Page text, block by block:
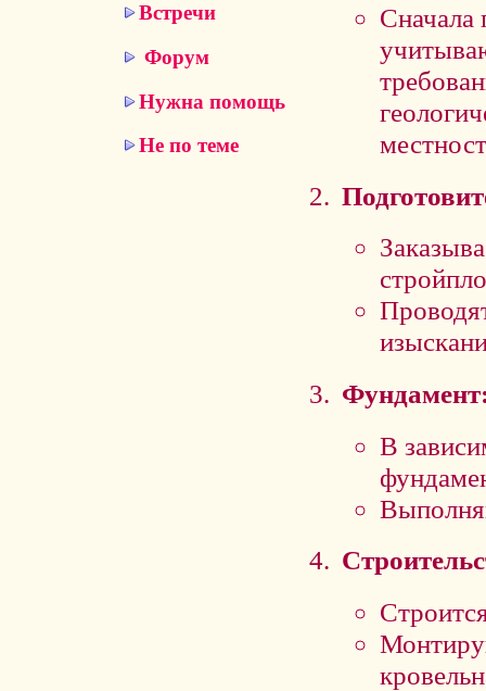
Встречи
Форум
Нужна помощь
Не по теме
Сначала
В